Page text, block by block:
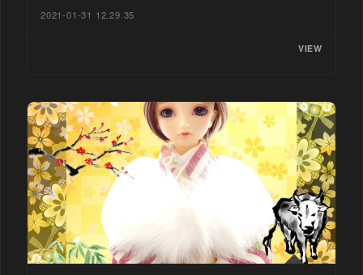
2021-01-31 12.29.35
VIEW